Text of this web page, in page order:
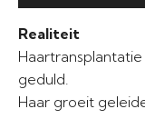
Realiteit
geduld.
Haar groeit